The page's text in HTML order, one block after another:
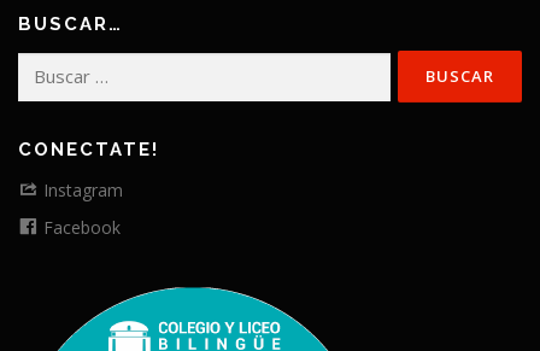
BUSCAR…
CONECTATE!
Instagram
Facebook